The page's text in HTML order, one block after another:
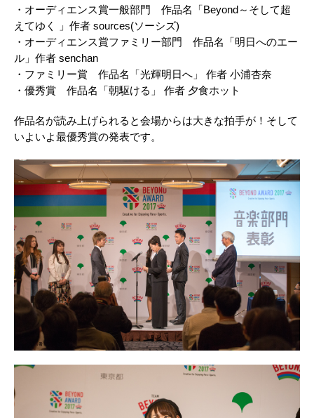
・オーディエンス賞一般部門 作品名「Beyond～そして超
えてゆく 」作者 sources(ソーシズ)
・オーディエンス賞ファミリー部門 作品名「明日へのエー
ル」作者 senchan
・ファミリー賞 作品名「光輝明日へ」 作者 小浦杏奈
・優秀賞 作品名「朝駆ける」 作者 夕食ホット
作品名が読み上げられると会場からは大きな拍手が！そして
いよいよ最優秀賞の発表です。